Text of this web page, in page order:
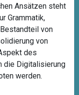
Ansätzen steht
Grammatik,
von
von
des
die Digitalisierung
werden.